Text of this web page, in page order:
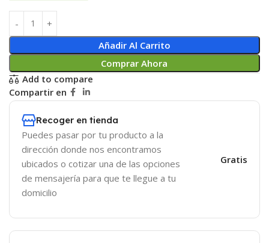
Añadir Al Carrito
Comprar Ahora
Add to compare
Compartir en
Recoger en tienda
Puedes pasar por tu producto a la
dirección donde nos encontramos
ubicados o cotizar una de las opciones
de mensajería para que te llegue a tu
domicilio
Gratis